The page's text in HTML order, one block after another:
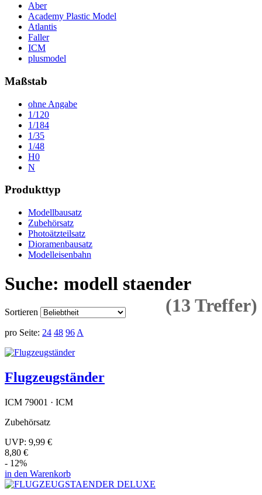
Aber
Academy Plastic Model
Atlantis
Faller
ICM
plusmodel
Maßstab
ohne Angabe
1/120
1/184
1/35
1/48
H0
N
Produkttyp
Modellbausatz
Zubehörsatz
Photoätzteilsatz
Dioramenbausatz
Modelleisenbahn
Suche: modell staender
(13 Treffer)
Sortieren
pro Seite: 24 48 96 A
Flugzeugständer
ICM 79001 · ICM
Zubehörsatz
UVP: 9,99 €
8,80 €
- 12%
in den Warenkorb